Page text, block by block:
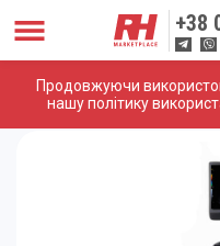
Продовжуючи
нашу політику
+38
Головна/УЗД Апарати/
Acuson S2000 HELX